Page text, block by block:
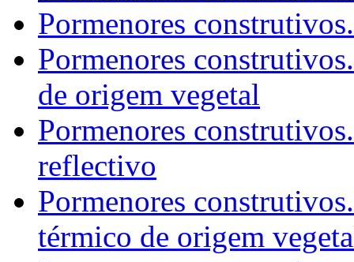
Pormenores
Pormenores
de origem vegetal
Pormenores
reflectivo
Pormenores
térmico de origem